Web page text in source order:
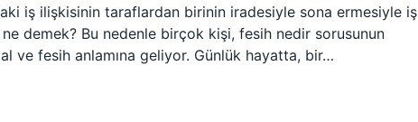
iş ilişkisinin taraflardan birinin iradesiyle sona ermesiyle iş
ne demek? Bu nedenle birçok kişi, fesih nedir sorusunun
ve fesih anlamına geliyor. Günlük hayatta, bir…